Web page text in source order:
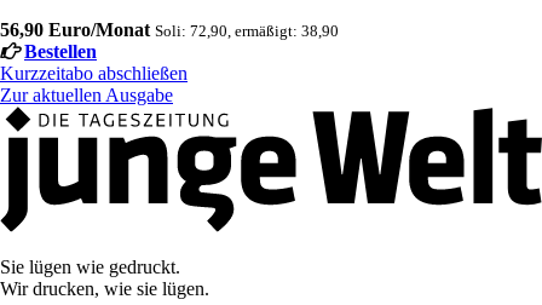
56,90 Euro/Monat Soli: 72,90, ermäßigt: 38,90
Bestellen
Kurzzeitabo abschließen
Zur aktuellen Ausgabe
Sie lügen wie gedruckt.
Wir drucken, wie sie lügen.